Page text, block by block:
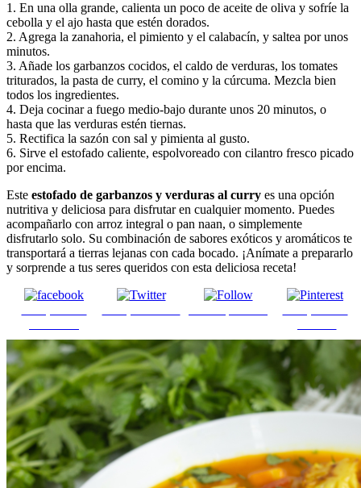
1. En una olla grande, calienta un poco de aceite de oliva y sofríe la
cebolla y el ajo hasta que estén dorados.
2. Agrega la zanahoria, el pimiento y el calabacín, y saltea por unos
minutos.
3. Añade los garbanzos cocidos, el caldo de verduras, los tomates
triturados, la pasta de curry, el comino y la cúrcuma. Mezcla bien
todos los ingredientes.
4. Deja cocinar a fuego medio-bajo durante unos 20 minutos, o
hasta que las verduras estén tiernas.
5. Rectifica la sazón con sal y pimienta al gusto.
6. Sirve el estofado caliente, espolvoreado con cilantro fresco picado
por encima.
Este estofado de garbanzos y verduras al curry es una opción
nutritiva y deliciosa para disfrutar en cualquier momento. Puedes
acompañarlo con arroz integral o pan naan, o simplemente
disfrutarlo solo. Su combinación de sabores exóticos y aromáticos te
transportará a tierras lejanas con cada bocado. ¡Anímate a prepararlo
y sorprende a tus seres queridos con esta deliciosa receta!